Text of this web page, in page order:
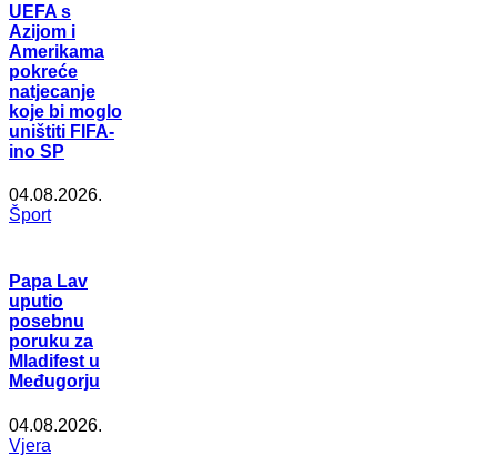
UEFA s
Azijom i
Amerikama
pokreće
natjecanje
koje bi moglo
uništiti FIFA-
ino SP
04.08.2026.
Šport
Papa Lav
uputio
posebnu
poruku za
Mladifest u
Međugorju
04.08.2026.
Vjera